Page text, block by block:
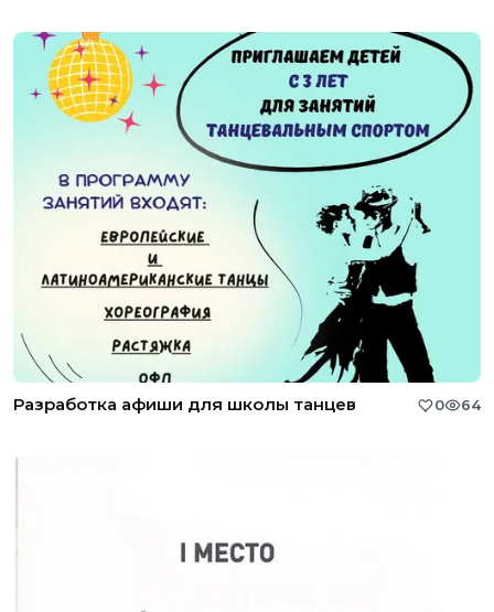
Разработка афиши для школы танцев 0 64